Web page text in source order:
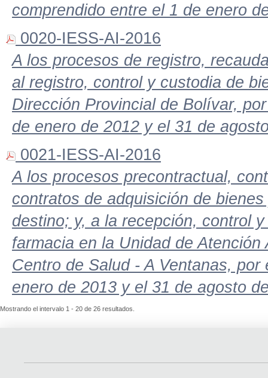
comprendido entre el 1 de enero
0020-IESS-AI-2016
A los procesos de registro,
al registro, control y custodia de
Dirección Provincial de Bolívar,
de enero de 2012 y el 31 de
0021-IESS-AI-2016
A los procesos precontractual,
contratos de adquisición de
destino; y, a la recepción, control
farmacia en la Unidad de
Centro de Salud - A Ventanas,
enero de 2013 y el 31 de agosto
Mostrando el intervalo 1 - 20 de 26 resultados.